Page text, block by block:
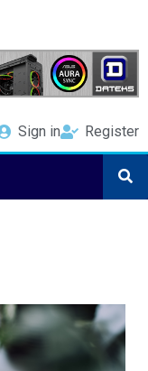
Sign in Register